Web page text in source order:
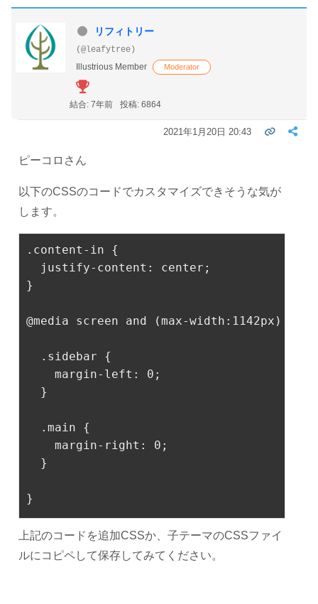
リフィトリー
(@leafytree)
Illustrious Member
Moderator
結合: 7年前 投稿: 6864
2021年1月20日 20:43
ピーコロさん
以下のCSSのコードでカスタマイズできそうな気が
します。
.content-in {
justify-content : center;
}
@media screen and (max-width: 1142px ) {
.sidebar {
margin-left : 0 ;
  }
.main {
margin-right : 0 ;
  }
}
上記のコードを追加CSSか、子テーマのCSSファイ
ルにコピペして保存してみてください。